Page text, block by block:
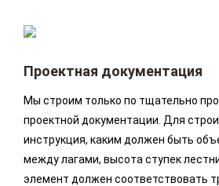
Проектная документация
Мы строим только по тщательно
проектной документации. Для
инструкция, каким должен быть
между лагами, высота ступек
элемент должен соответствовать